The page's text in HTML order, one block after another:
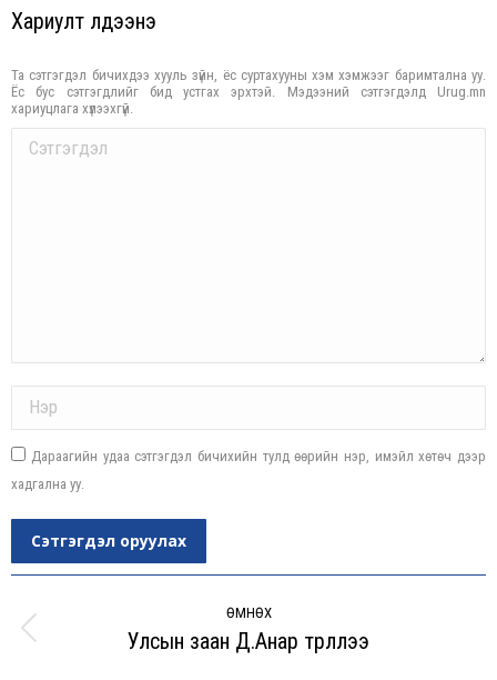
Хариулт үлдээнэ үү
Та сэтгэгдэл бичихдээ хууль зүйн, ёс суртахууны хэм хэмжээг баримтална уу.
Ёс бус сэтгэгдлийг бид устгах эрхтэй. Мэдээний сэтгэгдэлд Urug.mn
хариуцлага хүлээхгүй.
Comment
Дараагийн удаа сэтгэгдэл бичихийн тулд өөрийн нэр, имэйл хөтөч дээр
хадгална уу.
Сэтгэгдэл оруулах
navigation
ӨМНӨХ
Previous
Улсын заан Д.Анар түрүүллээ